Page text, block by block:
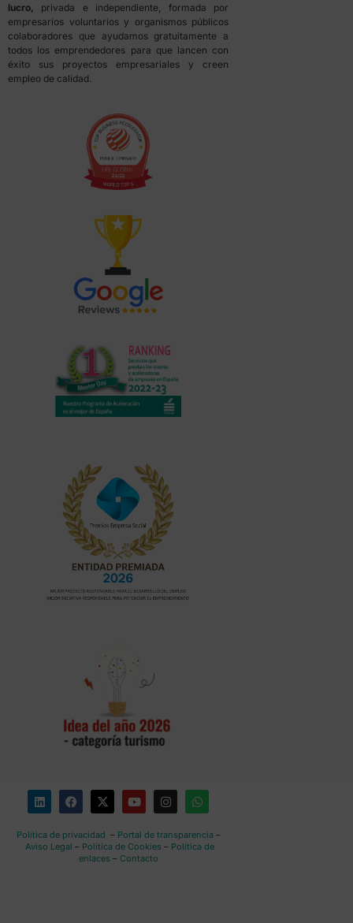
lucro, privada e independiente, formada por
empresarios voluntarios y organismos públicos
colaboradores que ayudamos gratuitamente a
todos los emprendedores para que lancen con
éxito sus proyectos empresariales y creen
empleo de calidad.
Política de privacidad – Portal de transparencia–
Aviso Legal – Política de Cookies – Política de
enlaces – Contacto